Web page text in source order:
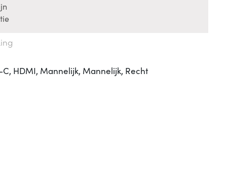
C, HDMI, Mannelijk, Mannelijk, Recht